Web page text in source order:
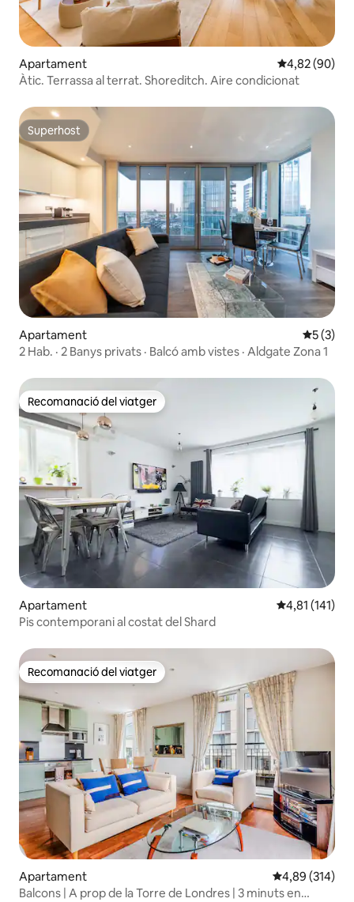
Apartament 4,82 de
4,82 (90)
Àtic. Terrassa al terrat. Shoreditch. Aire condicionat
Superhost
Superhost
Apartament 5 de
5 (3)
2 Hab. · 2 Banys privats · Balcó amb vistes · Aldgate Zona 1
Recomanació del viatger
Recomanació del viatger
Apartament 4,81 de
4,81 (141)
Pis contemporani al costat del Shard
Recomanació del viatger
Recomanació del viatger
Apartament 4,89 de
4,89 (314)
Balcons | A prop de la Torre de Londres | 3 minuts en